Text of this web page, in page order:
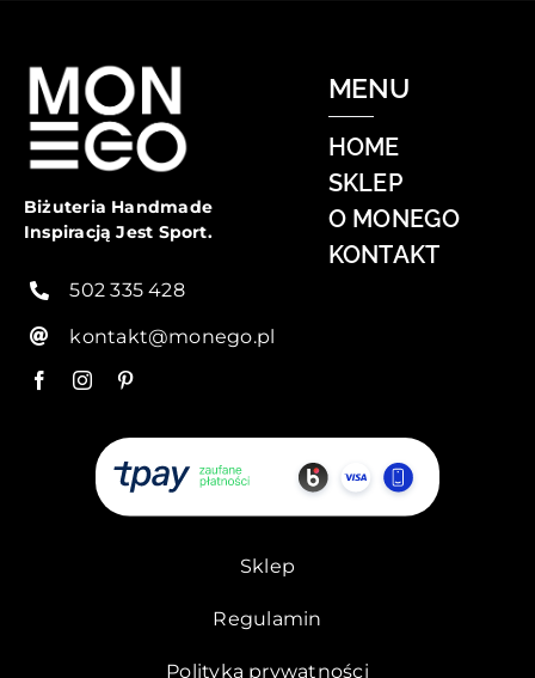
Biżuteria Handmade
Inspiracją Jest Sport.
502 335 428
kontakt@monego.pl
MENU
HOME
SKLEP
O MONEGO
KONTAKT
Sklep
Regulamin
Polityka prywatności